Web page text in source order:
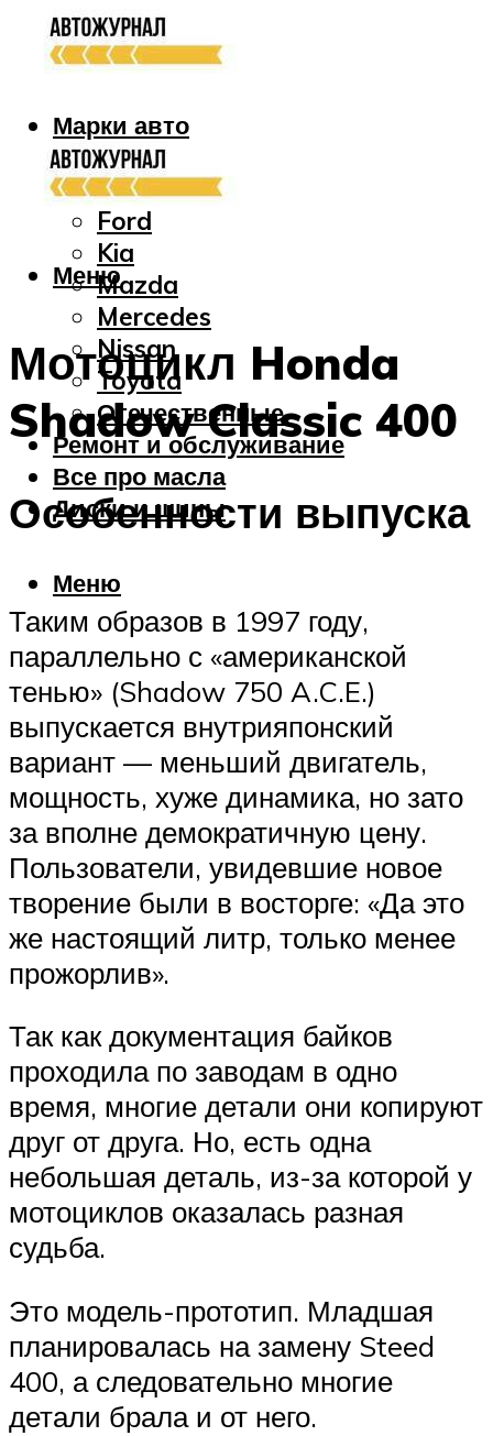
Марки авто
Audi
Bmw
Ford
Kia
Mazda
Mercedes
Nissan
Toyota
Отечественные
Ремонт и обслуживание
Все про масла
Диски и шины
Меню
Меню
Мотоцикл Honda
Shadow Classic 400
Особенности выпуска
Таким образов в 1997 году,
параллельно с «американской
тенью» (Shadow 750 A.C.E.)
выпускается внутрияпонский
вариант — меньший двигатель,
мощность, хуже динамика, но зато
за вполне демократичную цену.
Пользователи, увидевшие новое
творение были в восторге: «Да это
же настоящий литр, только менее
прожорлив».
Так как документация байков
проходила по заводам в одно
время, многие детали они копируют
друг от друга. Но, есть одна
небольшая деталь, из-за которой у
мотоциклов оказалась разная
судьба.
Это модель-прототип. Младшая
планировалась на замену Steed
400, а следовательно многие
детали брала и от него.